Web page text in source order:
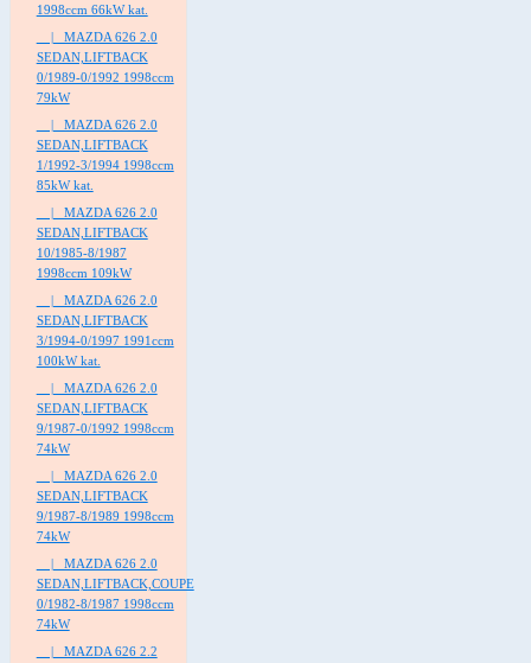
1998ccm 66kW kat.
|_ MAZDA 626 2.0
SEDAN,LIFTBACK
0/1989-0/1992 1998ccm
79kW
|_ MAZDA 626 2.0
SEDAN,LIFTBACK
1/1992-3/1994 1998ccm
85kW kat.
|_ MAZDA 626 2.0
SEDAN,LIFTBACK
10/1985-8/1987
1998ccm 109kW
|_ MAZDA 626 2.0
SEDAN,LIFTBACK
3/1994-0/1997 1991ccm
100kW kat.
|_ MAZDA 626 2.0
SEDAN,LIFTBACK
9/1987-0/1992 1998ccm
74kW
|_ MAZDA 626 2.0
SEDAN,LIFTBACK
9/1987-8/1989 1998ccm
74kW
|_ MAZDA 626 2.0
SEDAN,LIFTBACK,COUPE
0/1982-8/1987 1998ccm
74kW
|_ MAZDA 626 2.2